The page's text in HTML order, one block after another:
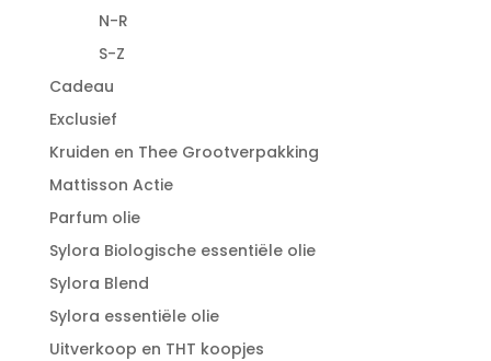
N-R
S-Z
Cadeau
Exclusief
Kruiden en Thee Grootverpakking
Mattisson Actie
Parfum olie
Sylora Biologische essentiële olie
Sylora Blend
Sylora essentiële olie
Uitverkoop en THT koopjes